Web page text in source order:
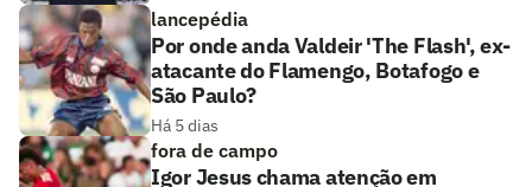
lancepédia
Por onde anda Valdeir 'The Flash', ex-
atacante do Flamengo, Botafogo e
São Paulo?
Há 5 dias
fora de campo
Igor Jesus chama atenção em